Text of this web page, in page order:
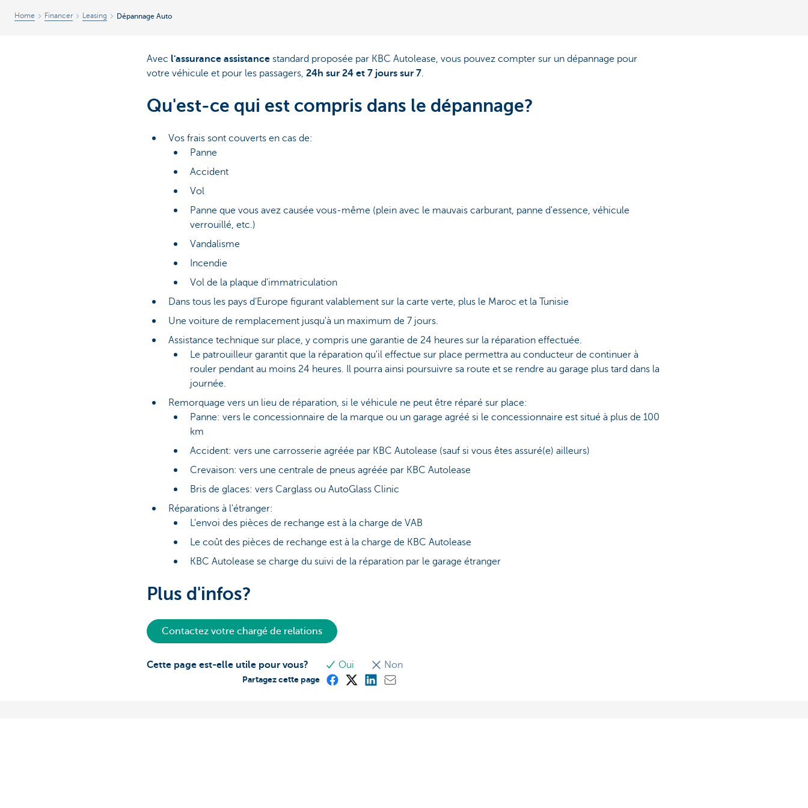
Home Financer Leasing Dépannage Auto
Avec l'assurance assistance standard proposée par KBC Autolease, vous pouvez compter sur un dépannage pour
votre véhicule et pour les passagers, 24h sur 24 et 7 jours sur 7.
Qu'est-ce qui est compris dans le dépannage?
Vos frais sont couverts en cas de:
Panne
Accident
Vol
Panne que vous avez causée vous-même (plein avec le mauvais carburant, panne d'essence, véhicule
verrouillé, etc.)
Vandalisme
Incendie
Vol de la plaque d'immatriculation
Dans tous les pays d’Europe figurant valablement sur la carte verte, plus le Maroc et la Tunisie
Une voiture de remplacement jusqu'à un maximum de 7 jours.
Assistance technique sur place, y compris une garantie de 24 heures sur la réparation effectuée.
Le patrouilleur garantit que la réparation qu'il effectue sur place permettra au conducteur de continuer à
rouler pendant au moins 24 heures. Il pourra ainsi poursuivre sa route et se rendre au garage plus tard dans la
journée.
Remorquage vers un lieu de réparation, si le véhicule ne peut être réparé sur place:
Panne: vers le concessionnaire de la marque ou un garage agréé si le concessionnaire est situé à plus de 100
km
Accident: vers une carrosserie agréée par KBC Autolease (sauf si vous êtes assuré(e) ailleurs)
Crevaison: vers une centrale de pneus agréée par KBC Autolease
Bris de glaces: vers Carglass ou AutoGlass Clinic
Réparations à l'étranger:
L'envoi des pièces de rechange est à la charge de VAB
Le coût des pièces de rechange est à la charge de KBC Autolease
KBC Autolease se charge du suivi de la réparation par le garage étranger
Plus d'infos?
Contactez votre chargé de relations
Cette page est-elle utile pour vous? Oui Non
Partagez cette page